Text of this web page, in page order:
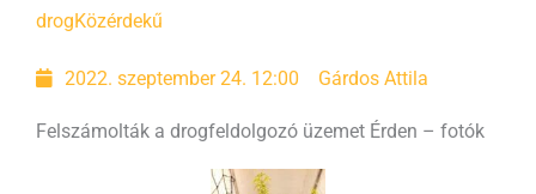
drogKözérdekű
2022. szeptember 24. 12:00 Gárdos Attila
Felszámolták a drogfeldolgozó üzemet Érden – fotók